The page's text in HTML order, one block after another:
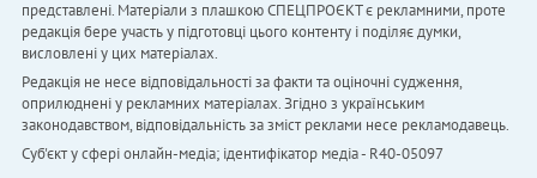
представлені. Матеріали з плашкою СПЕЦПРОЄКТ є рекламними, проте
редакція бере участь у підготовці цього контенту і поділяє думки,
висловлені у цих матеріалах.
Редакція не несе відповідальності за факти та оціночні судження,
оприлюднені у рекламних матеріалах. Згідно з українським
законодавством, відповідальність за зміст реклами несе рекламодавець.
Cуб'єкт у сфері онлайн-медіа; ідентифікатор медіа - R40-05097